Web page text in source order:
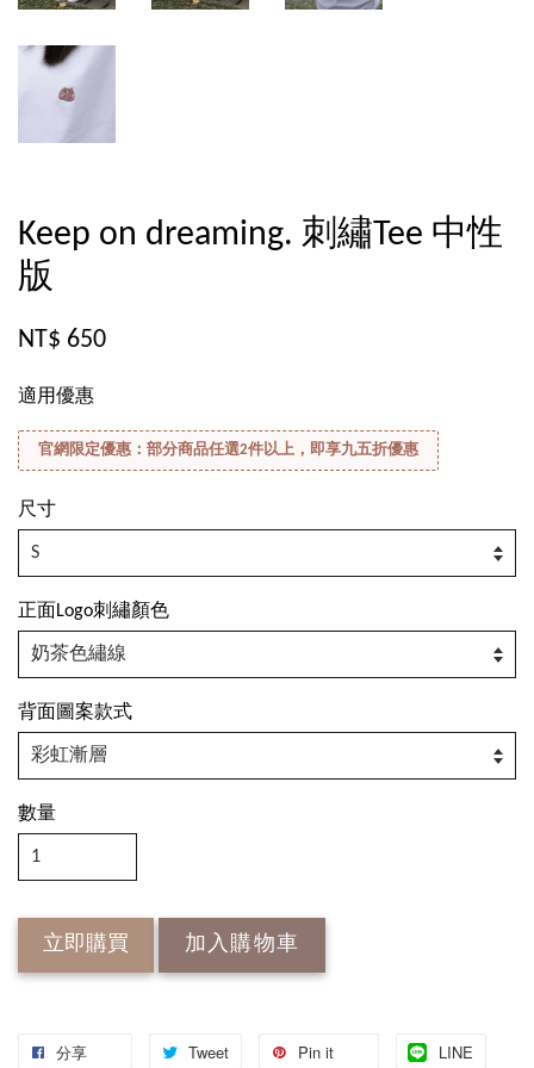
Keep on dreaming. 刺繡Tee 中性
版
NT$ 650
適用優惠
官網限定優惠：部分商品任選2件以上，即享九五折優惠
尺寸
正面Logo刺繡顏色
背面圖案款式
數量
立即購買 加入購物車
分享 Tweet Pin it LINE